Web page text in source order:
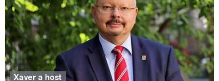
Xaver a host